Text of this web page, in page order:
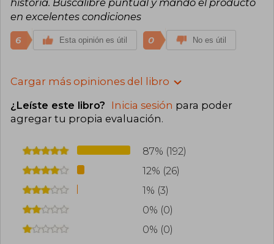
historia. Buscalibre puntual y mandó el producto
en excelentes condiciones
6 Esta opinión es útil 0 No es útil
Cargar más opiniones del libro
¿Leíste este libro? Inicia sesión para poder
agregar tu propia evaluación.
87% (192)
12% (26)
1% (3)
0% (0)
0% (0)